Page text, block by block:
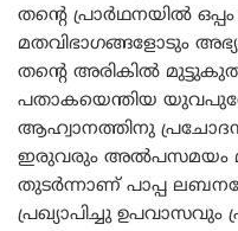
തന്റെ പ്രാർഥനയിൽ
മതവിഭാഗങ്ങളോടും
തന്റെ അരികിൽ
പതാകയെന്തിയ
ആഹ്വാനത്തിനു
ഇരുവരും അൽപസമയം
തുടർന്നാണ് പാപ്പ
പ്രഖ്യാപിച്ചു